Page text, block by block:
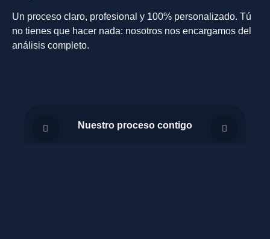
Un proceso claro, profesional y 100% personalizado. Tú
no tienes que hacer nada: nosotros nos encargamos del
análisis completo.
Nuestro proceso contigo